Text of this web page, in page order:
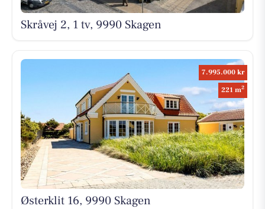
Skråvej 2, 1 tv, 9990 Skagen
7.995.000 kr
221 m2
Østerklit 16, 9990 Skagen